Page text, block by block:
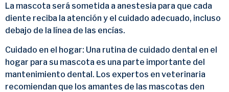
La mascota será sometida a anestesia para que cada
diente reciba la atención y el cuidado adecuado, incluso
debajo de la línea de las encías.
Cuidado en el hogar: Una rutina de cuidado dental en el
hogar para su mascota es una parte importante del
mantenimiento dental. Los expertos en veterinaria
recomiendan que los amantes de las mascotas den